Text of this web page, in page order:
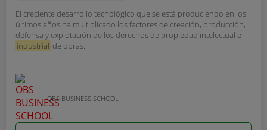
El creciente desarrollo tecnológico que se está produciendo en los
últimos años ha multiplicado los factores de creación, producción,
defensa y explotación de los derechos de propiedad intelectual e
industrial de obras...
OBS BUSINESS SCHOOL